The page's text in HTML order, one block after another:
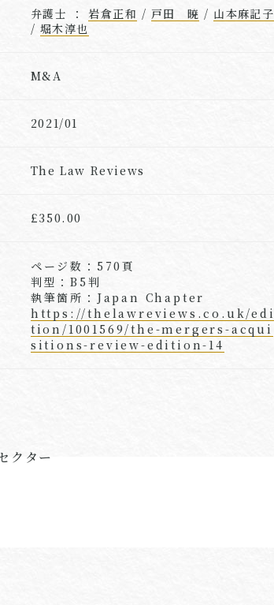
弁護士 ： 岩倉正和 / 戸田 暁 / 山本麻記子
/ 堀木淳也
M&A
2021/01
The Law Reviews
£350.00
ページ数：570頁
判型：B5判
執筆箇所：Japan Chapter
https://thelawreviews.co.uk/edi
tion/1001569/the-mergers-acqui
sitions-review-edition-14
クター